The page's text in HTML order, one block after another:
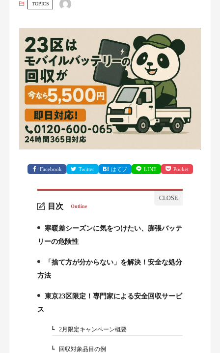
TOPICS
Facebook Twitter はてブ LINE Pocket
目次 Outline
1.
寒暖差シーズンに気をつけたい、膨張バッテ
リーの危険性
「捨て方が分からない」を解決！安全な処分
方法
3.
東京23区限定！専門家による安全回収サービ
ス
3-1.2月限定キャンペーン概要
3-2.回収対象品目の例